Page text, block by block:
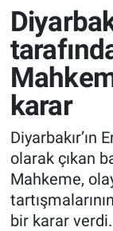
karar
olarak çıkan
Mahkeme,
bir karar verdi.
EKONOMİ
BÖLGE
DÜNYA
KÜLTÜR
Namaz
Trafik
Tüm
Son
Haber Arşivi